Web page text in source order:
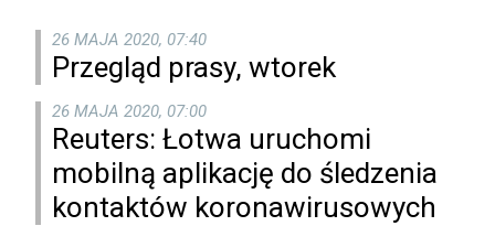
26 MAJA 2020, 07:40
Przegląd prasy, wtorek
26 MAJA 2020, 07:00
Reuters: Łotwa uruchomi
mobilną aplikację do śledzenia
kontaktów koronawirusowych